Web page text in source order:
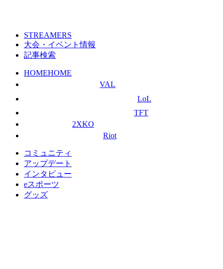
STREAMERS
大会・イベント情報
記事検索
HOMEHOME
VAL
LoL
TFT
2XKO
Riot
コミュニティ
アップデート
インタビュー
eスポーツ
グッズ